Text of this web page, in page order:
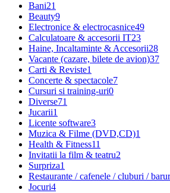
Bani21
Beauty9
Electronice & electrocasnice49
Calculatoare & accesorii IT23
Haine, Incaltaminte & Accesorii28
Vacante (cazare, bilete de avion)37
Carti & Reviste1
Concerte & spectacole7
Cursuri si training-uri0
Diverse71
Jucarii1
Licente software3
Muzica & Filme (DVD,CD)1
Health & Fitness11
Invitatii la film & teatru2
Surpriza1
Restaurante / cafenele / cluburi /
Jocuri4